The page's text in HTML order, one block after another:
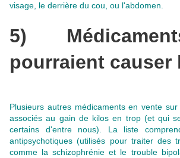
visage, le derrière du cou, ou l'abdomen.
5)
pourraient causer
Plusieurs autres médicaments en vente
associés au gain de kilos en trop (et qui
certains d'entre nous). La liste
antipsychotiques (utilisés pour traiter des
comme la schizophrénie et le trouble